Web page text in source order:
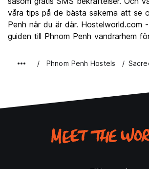
våra tips på de bästa sakerna att se
Penh när du är där. Hostelworld.com
guiden till Phnom Penh vandrarhem
Phnom Penh Hostels